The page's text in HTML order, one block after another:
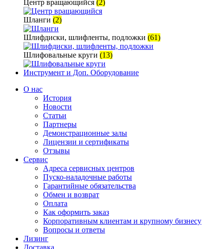
Центр вращающийся (2)
Шланги (2)
Шлифдиски, шлифленты, подложки (61)
Шлифовальные круги (13)
Инструмент и Доп. Оборудование
О нас
История
Новости
Статьи
Партнеры
Демонстрационные залы
Лицензии и сертификаты
Отзывы
Сервис
Адреса сервисных центров
Пуско-наладочные работы
Гарантийные обязательства
Обмен и возврат
Оплата
Как оформить заказ
Корпоративным клиентам и крупному бизнесу
Вопросы и ответы
Лизинг
Доставка